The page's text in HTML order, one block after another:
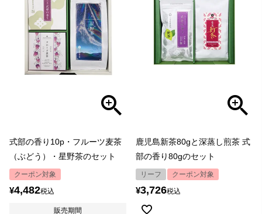
式部の香り10p・フルーツ麦茶
（ぶどう）・星野茶のセット
クーポン対象
¥4,482税込
販売期間
鹿児島新茶80gと深蒸し煎茶 式
部の香り80gのセット
リーフ クーポン対象
¥3,726税込